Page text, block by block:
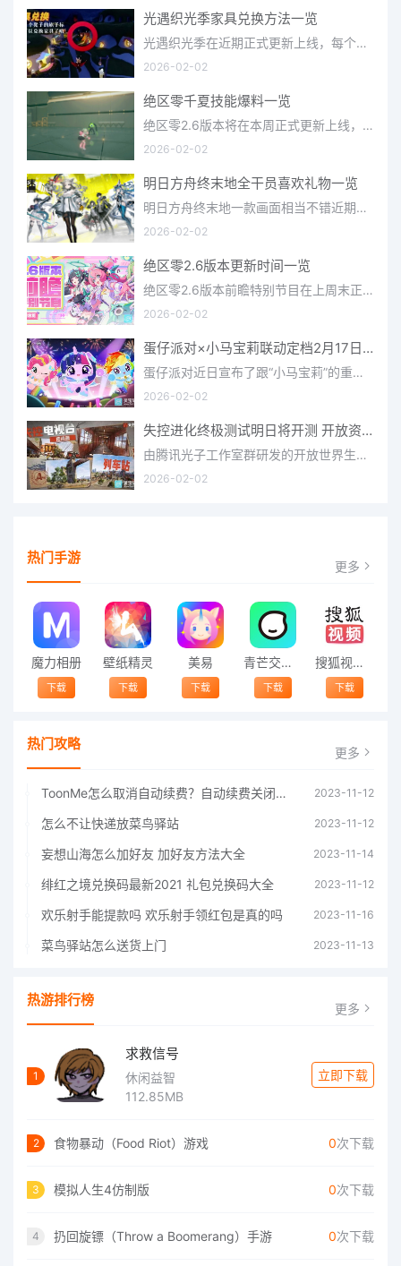
光遇织光季家具兑换方法一览
光遇织光季在近期正式更新上线，每个季节都有着许多全新内容和资讯可以让你来体验，不少刚体验的小伙伴想要知道
2026-02-02
绝区零千夏技能爆料一览
绝区零2.6版本将在本周正式更新上线，上周的前瞻直播官方给玩家们带来关于最新版本的卡池信息和相关活动内容，
2026-02-02
明日方舟终末地全干员喜欢礼物一览
明日方舟终末地一款画面相当不错近期非常火爆的大型二次元冒险游戏，这里有相当多好看的干员可以让你来抽取并
2026-02-02
绝区零2.6版本更新时间一览
绝区零2.6版本前瞻特别节目在上周末正式播出，官方给玩家们带来了许多关于最新版本的相关资讯和上线时间，不少
2026-02-02
蛋仔派对×小马宝莉联动定档2月17日 联动外观将登场
蛋仔派对近日宣布了跟“小马宝莉”的重磅联动！并且时间定档在了2月17日，此次联动将会上新很多外观，各种小马宝
2026-02-02
失控进化终极测试明日将开测 开放资格预下载已开启
由腾讯光子工作室群研发的开放世界生存进化手游《失控进化》宣布，终极测试将于明日正式开启，目前测试资格预下
2026-02-02
热门手游 更多
魔力相册
下载
壁纸精灵
下载
美易
下载
青芒交友软件官方版2021 v1.3
下载
搜狐视频app免费送会员下载安装到手机 v8.8.5
下载
热门攻略 更多
ToonMe怎么取消自动续费？自动续费关闭方法 2023-11-12
怎么不让快递放菜鸟驿站 2023-11-12
妄想山海怎么加好友 加好友方法大全 2023-11-14
绯红之境兑换码最新2021 礼包兑换码大全 2023-11-12
欢乐射手能提款吗 欢乐射手领红包是真的吗 2023-11-16
菜鸟驿站怎么送货上门 2023-11-13
热游排行榜 更多
1
求救信号
休闲益智
112.85MB
立即下载
2 食物暴动（Food Riot）游戏 0次下载
3 模拟人生4仿制版 0次下载
4 扔回旋镖（Throw a Boomerang）手游 0次下载